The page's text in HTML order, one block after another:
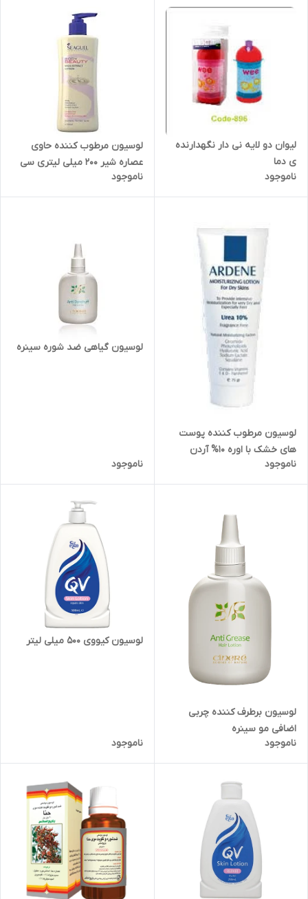
لیوان دو لایه نی دار نگهدارنده
ی دما
ناموجود
لوسیون مرطوب کننده حاوی
عصاره شیر 200 میلی لیتری سی
گل
ناموجود
لوسیون مرطوب کننده پوست
های خشک با اوره 10% آردن
ناموجود
لوسیون گیاهی ضد شوره سینره
ناموجود
لوسیون برطرف کننده چربی
اضافی مو سینره
ناموجود
لوسیون کیووی 500 میلی لیتر
ناموجود